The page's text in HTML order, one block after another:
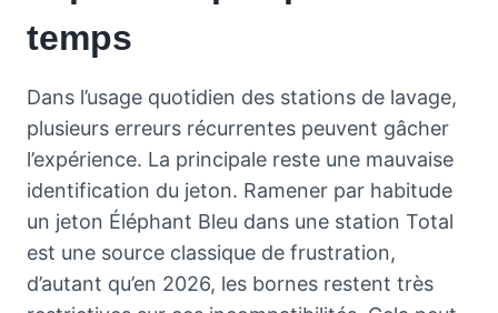
temps
Dans l’usage quotidien des stations de lavage,
plusieurs erreurs récurrentes peuvent gâcher
l’expérience. La principale reste une mauvaise
identification du jeton. Ramener par habitude
un jeton Éléphant Bleu dans une station Total
est une source classique de frustration,
d’autant qu’en 2026, les bornes restent très